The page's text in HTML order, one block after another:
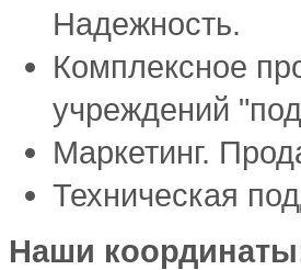
Надежность.
Комплексное
учреждений
Маркетинг.
Техническая
Наши